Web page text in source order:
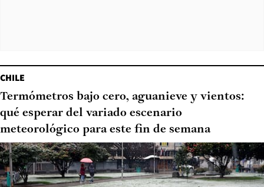
CHILE
Termómetros bajo cero, aguanieve y vientos:
qué esperar del variado escenario
meteorológico para este fin de semana